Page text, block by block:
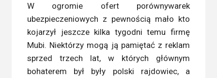
W ogromie ofert porównywarek
ubezpieczeniowych z pewnością mało kto
kojarzył jeszcze kilka tygodni temu firmę
Mubi. Niektórzy mogą ją pamiętać z reklam
sprzed trzech lat, w których głównym
bohaterem był były polski rajdowiec, a